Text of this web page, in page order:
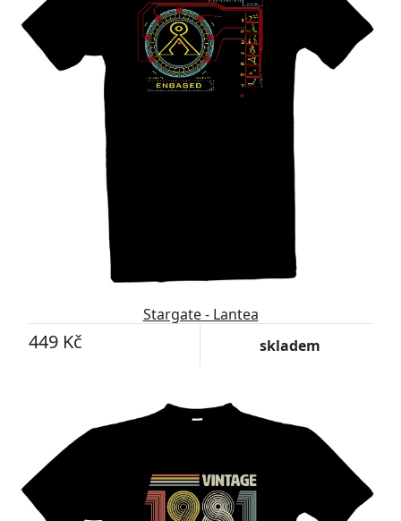
Stargate - Lantea
449 Kč skladem